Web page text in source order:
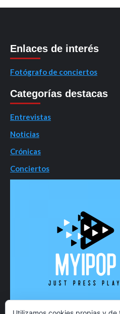
Enlaces de interés
Fotógrafo de conciertos
Categorías destacas
Entrevistas
Noticias
Crónicas
Conciertos